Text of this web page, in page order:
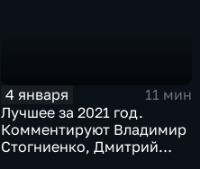
4 января
11 мин
Лучшее за 2021 год.
Комментируют Владимир
Стогниенко, Дмитрий